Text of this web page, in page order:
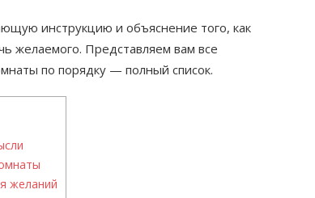
инструкцию и объяснение того, как
желаемого. Представляем вам все
по порядку — полный список.
желаний